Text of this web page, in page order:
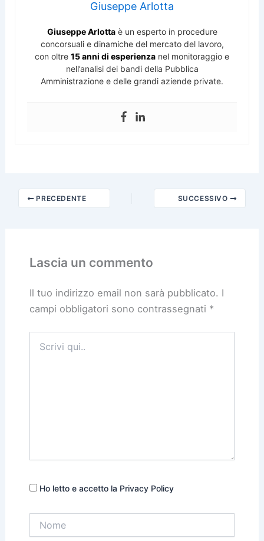
Giuseppe Arlotta
Giuseppe Arlottaè un esperto in procedure
concorsuali e dinamiche del mercato del lavoro,
con oltre 15 anni di esperienza nel monitoraggio e
nell’analisi dei bandi della Pubblica
Amministrazione e delle grandi aziende private.
PRECEDENTE SUCCESSIVO
Lascia un commento
Il tuo indirizzo email non sarà pubblicato. I
campi obbligatori sono contrassegnati *
qui..
Ho letto e accetto la Privacy Policy